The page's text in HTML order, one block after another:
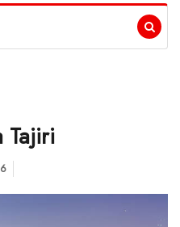
Tajiri